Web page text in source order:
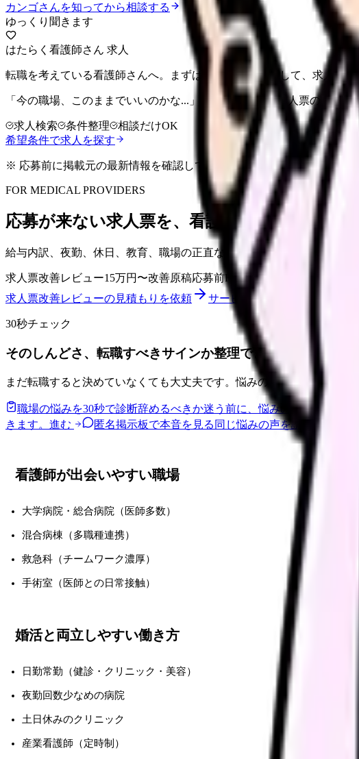
カンゴさんを知ってから相談する
ゆっくり聞きます
はたらく看護師さん 求人
転職を考えている看護師さんへ。まずは希望条件を整理して、求人を
「今の職場、このままでいいのかな...」そう感じたら、求人票の条件
求人検索 条件整理
相談だけOK
希望条件で求人を探す
※ 応募前に掲載元の最新情報を確認してください
FOR MEDICAL PROVIDERS
応募が来ない求人票を、看護師が確認したい内
給与内訳、夜勤、休日、教育、職場の正直な大変さまで整理し、応募前
求人票改善レビュー15万円〜改善原稿応募前FAQ
求人票改善レビューの見積もりを依頼
サービス詳細を見る
30秒チェック
そのしんどさ、転職すべきサインか整理できます。
まだ転職すると決めていなくても大丈夫です。悩みの種類と続いてい
職場の悩みを30秒で診断辞めるべきか迷う前に、悩みの種類と次の一
きます。 進む 匿名掲示板で本音を見る 同じ悩みの声を読んで、今
看護師が出会いやすい職場
大学病院・総合病院（医師多数）
混合病棟（多職種連携）
救急科（チームワーク濃厚）
手術室（医師との日常接触）
婚活と両立しやすい働き方
日勤常勤（健診・クリニック・美容）
夜勤回数少なめの病院
土日休みのクリニック
産業看護師（定時制）